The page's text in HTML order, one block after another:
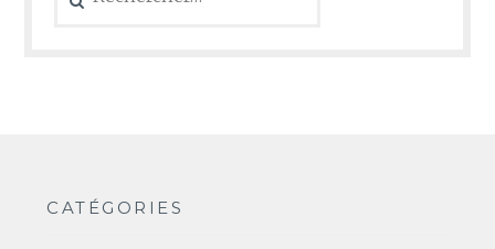
CATÉGORIES